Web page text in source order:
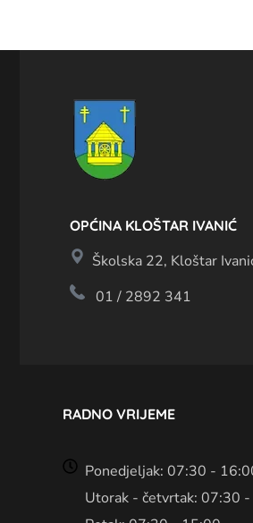
OPĆINA KLOŠTAR IVANIĆ
Školska 22, Kloštar
01 / 2892 341
RADNO VRIJEME
Ponedjeljak: 07:30 -
Utorak - četvrtak: 07:30